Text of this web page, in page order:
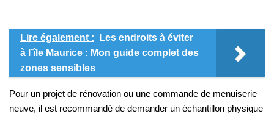
Lire également :
Les endroits à éviter
à l’île Maurice : Mon guide complet des
zones sensibles
Pour un projet de rénovation ou une commande de menuiserie
neuve, il est recommandé de demander un échantillon physique